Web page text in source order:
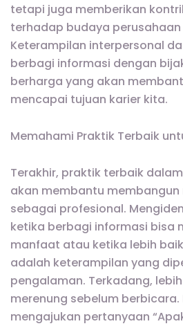
tetapi juga memberikan
terhadap budaya
Keterampilan interpersonal
berbagi informasi dengan
berharga yang akan
mencapai tujuan karier kita.
Memahami Praktik Terbaik
Terakhir, praktik terbaik
akan membantu
sebagai profesional.
ketika berbagi informasi bisa
manfaat atau ketika lebih
adalah keterampilan yang
pengalaman. Terkadang,
merenung sebelum
mengajukan pertanyaan